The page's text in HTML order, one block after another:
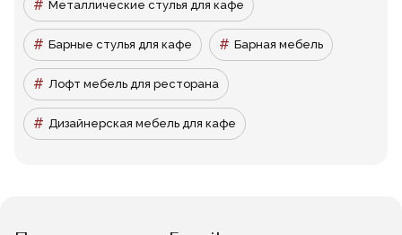
Металлические стулья для кафе
Барные стулья для кафе Барная мебель
Лофт мебель для ресторана
Дизайнерская мебель для кафе